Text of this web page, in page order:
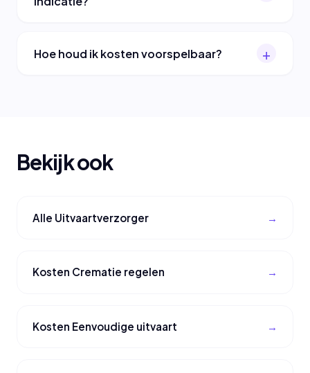
Hoe houd ik kosten voorspelbaar?
Bekijk ook
Alle Uitvaartverzorger
Kosten Crematie regelen
Kosten Eenvoudige uitvaart